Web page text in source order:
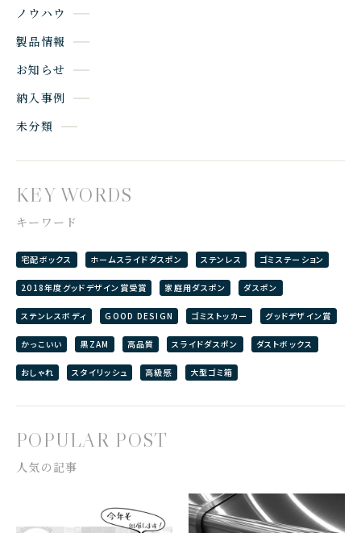
ノウハウ
製品情報
お知らせ
納入事例
未分類
KEY WORDS
キーワード
宅配ボックス ホームスライドダスポン ステンレス ゴミステーション
2018年度グッドデザイン賞受賞 家庭用ダスポン ダスポン
ステンレスボディ GOOD DESIGN ゴミストッカー グッドデザイン賞
かっこいい 黒ZAM 高品質 スライドダスポン ダストボックス
おしゃれ スタイリッシュ 高級感 大型ゴミ箱
POPULAR POST
人気の記事